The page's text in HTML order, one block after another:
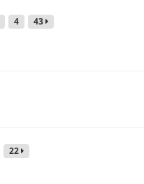
4 43
22